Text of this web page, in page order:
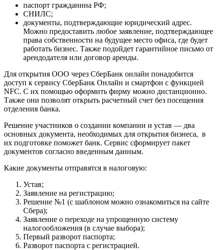
паспорт гражданина РФ;
СНИЛС;
документы, подтверждающие юридический адрес.
Можно предоставить любое заявление, подтверждающее
права собственности на будущее место офиса, где будет
работать бизнес. Также подойдет гарантийное письмо от
арендодателя или договор аренды.
Для открытия ООО через СберБанк онлайн понадобится
доступ к сервису СберБанк Онлайн и смартфон с функцией
NFC. С их помощью оформить фирму можно дистанционно.
Также они позволят открыть расчетный счет без посещения
отделения банка.
Решение участников о создании компании и устав — два
основных документа, необходимых для открытия бизнеса, в
их подготовке поможет банк. Сервис сформирует пакет
документов согласно введенным данным.
Какие документы отправятся в налоговую:
Устав;
Заявление на регистрацию;
Решение №1 (с шаблоном можно ознакомиться на сайте
Сбера);
Заявление о переходе на упрощенную систему
налогообложения (в случае выбора);
Первый разворот паспорта;
Разворот паспорта с регистрацией.